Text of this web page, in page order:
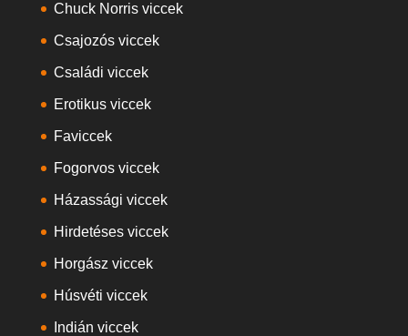
Chuck Norris viccek
Csajozós viccek
Családi viccek
Erotikus viccek
Faviccek
Fogorvos viccek
Házassági viccek
Hirdetéses viccek
Horgász viccek
Húsvéti viccek
Indián viccek